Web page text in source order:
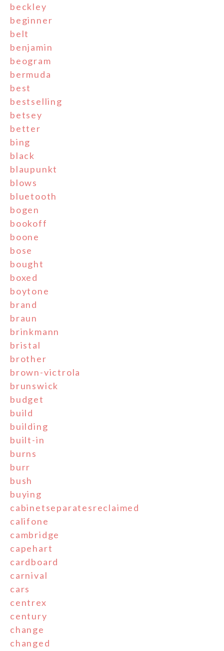
beckley
beginner
belt
benjamin
beogram
bermuda
best
bestselling
betsey
better
bing
black
blaupunkt
blows
bluetooth
bogen
bookoff
boone
bose
bought
boxed
boytone
brand
braun
brinkmann
bristal
brother
brown-victrola
brunswick
budget
build
building
built-in
burns
burr
bush
buying
cabinetseparatesreclaimed
califone
cambridge
capehart
cardboard
carnival
cars
centrex
century
change
changed